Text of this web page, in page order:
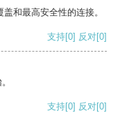
和最高安全性的连接。
支持[0] 反对[0]
支持[0] 反对[0]